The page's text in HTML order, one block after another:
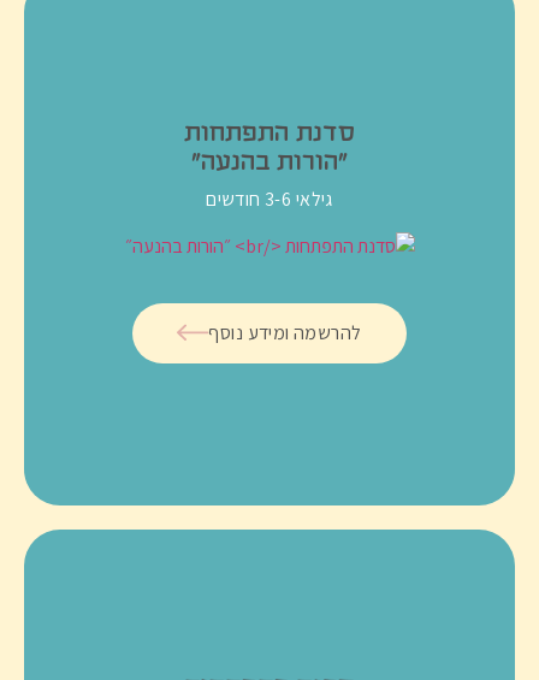
סדנת התפתחות
״הורות בהנעה״
גילאי 3-6 חודשים
להרשמה ומידע נוסף